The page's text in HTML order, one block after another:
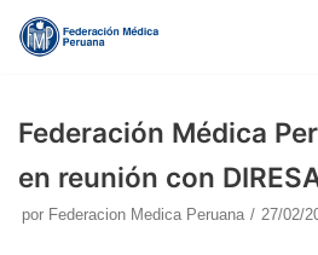
contenido
Federación Médica
en reunión con
por Federacion Medica Peruana 27/02/